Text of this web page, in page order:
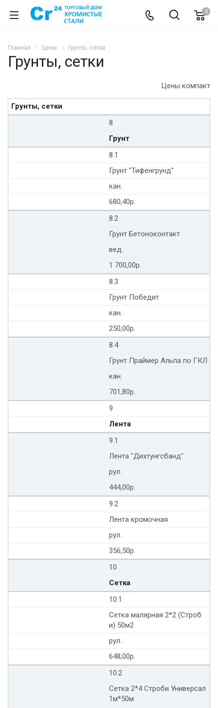
0
Главная Цены Грунты, сетки
Грунты, сетки
Цены компакт
Грунты, сетки
8
Грунт
8.1
Грунт "Тифенгрунд"
кан.
680,40р.
8.2
Грунт Бетоноконтакт
вед.
1 700,00р.
8.3
Грунт Победит
кан.
250,00р.
8.4
Грунт Праймер Альпа по ГКЛ
кан.
701,80р.
9
Лента
9.1
Лента "Дихтунгсбанд"
рул.
444,00р.
9.2
Лента кромочная
рул.
356,50р.
10
Сетка
10.1
Сетка малярная 2*2 (Строб
и) 50м2
рул.
648,00р.
10.2
Сетка 2*4 Строби Универсал
1м*50м